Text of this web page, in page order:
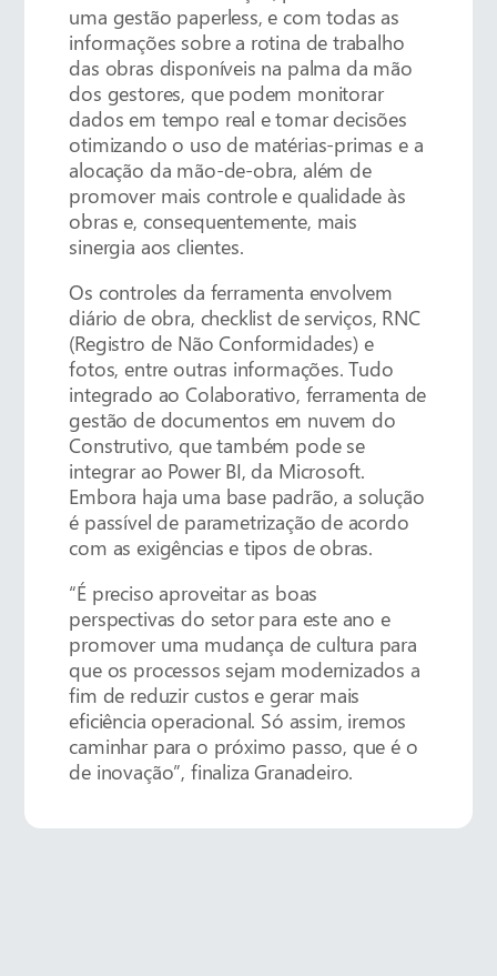
uma gestão paperless, e com todas as
informações sobre a rotina de trabalho
das obras disponíveis na palma da mão
dos gestores, que podem monitorar
dados em tempo real e tomar decisões
otimizando o uso de matérias-primas e a
alocação da mão-de-obra, além de
promover mais controle e qualidade às
obras e, consequentemente, mais
sinergia aos clientes.
Os controles da ferramenta envolvem
diário de obra, checklist de serviços, RNC
(Registro de Não Conformidades) e
fotos, entre outras informações. Tudo
integrado ao Colaborativo, ferramenta de
gestão de documentos em nuvem do
Construtivo, que também pode se
integrar ao Power BI, da Microsoft.
Embora haja uma base padrão, a solução
é passível de parametrização de acordo
com as exigências e tipos de obras.
“É preciso aproveitar as boas
perspectivas do setor para este ano e
promover uma mudança de cultura para
que os processos sejam modernizados a
fim de reduzir custos e gerar mais
eficiência operacional. Só assim, iremos
caminhar para o próximo passo, que é o
de inovação”, finaliza Granadeiro.